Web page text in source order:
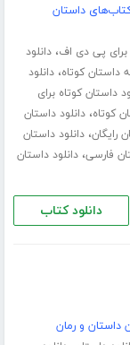
کتاب‌های داستان
برای پی دی اف،دانلود
داستان کوتاه،دانلود
داستان کوتاه برای
کوتاه،دانلود داستان
،دانلود داستان
فارسی،دانلود داستان
دانلود کتاب
داستان و رمان